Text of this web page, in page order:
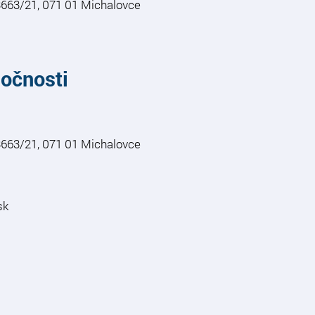
21, 071 01 Michalovce
21, 071 01 Michalovce